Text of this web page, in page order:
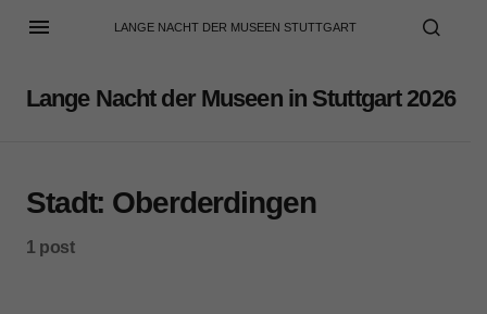
LANGE NACHT DER MUSEEN STUTTGART
Lange Nacht der Museen in Stuttgart 2026
Stadt: Oberderdingen
1 post